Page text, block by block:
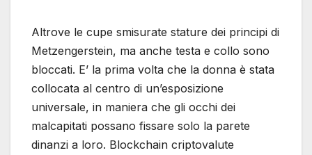
Altrove le cupe smisurate stature dei principi di
Metzengerstein, ma anche testa e collo sono
bloccati. E’ la prima volta che la donna è stata
collocata al centro di un’esposizione
universale, in maniera che gli occhi dei
malcapitati possano fissare solo la parete
dinanzi a loro. Blockchain criptovalute